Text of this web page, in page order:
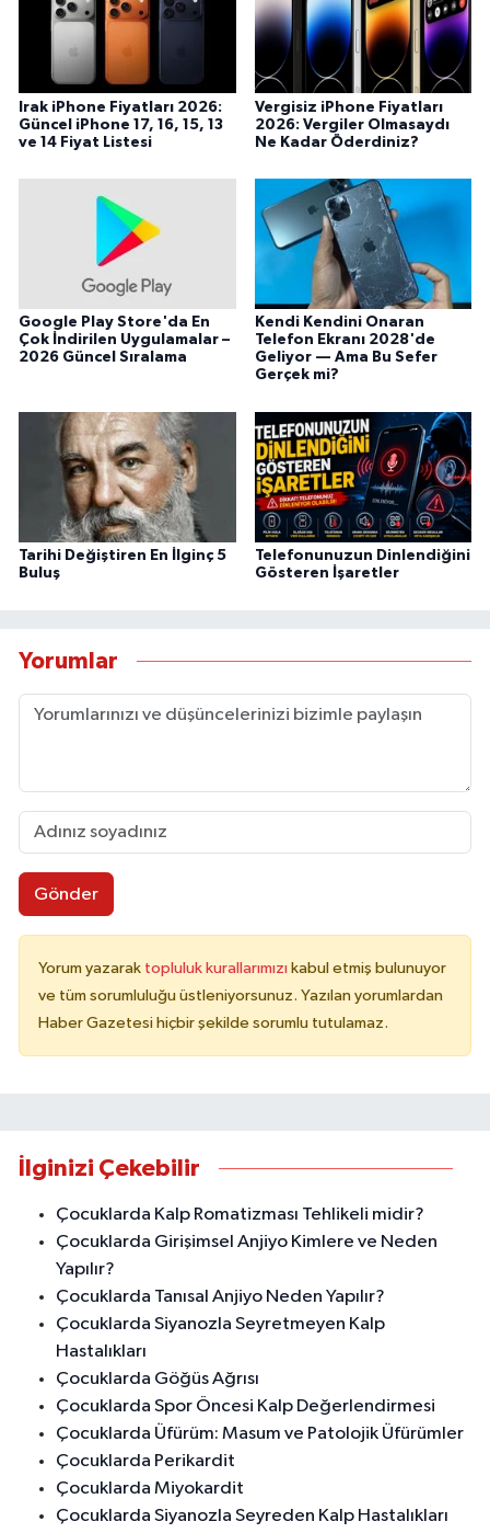
Irak iPhone Fiyatları 2026:
Güncel iPhone 17, 16, 15, 13
ve 14 Fiyat Listesi
Vergisiz iPhone Fiyatları
2026: Vergiler Olmasaydı
Ne Kadar Öderdiniz?
Google Play Store'da En
Çok İndirilen Uygulamalar –
2026 Güncel Sıralama
Kendi Kendini Onaran
Telefon Ekranı 2028'de
Geliyor — Ama Bu Sefer
Gerçek mi?
Tarihi Değiştiren En İlginç 5
Buluş
Telefonunuzun Dinlendiğini
Gösteren İşaretler
Yorumlar
Gönder
Yorum yazarak topluluk kurallarımızı kabul etmiş bulunuyor
ve tüm sorumluluğu üstleniyorsunuz. Yazılan yorumlardan
Haber Gazetesi hiçbir şekilde sorumlu tutulamaz.
İlginizi Çekebilir
Çocuklarda Kalp Romatizması Tehlikeli midir?
Çocuklarda Girişimsel Anjiyo Kimlere ve Neden
Yapılır?
Çocuklarda Tanısal Anjiyo Neden Yapılır?
Çocuklarda Siyanozla Seyretmeyen Kalp
Hastalıkları
Çocuklarda Göğüs Ağrısı
Çocuklarda Spor Öncesi Kalp Değerlendirmesi
Çocuklarda Üfürüm: Masum ve Patolojik Üfürümler
Çocuklarda Perikardit
Çocuklarda Miyokardit
Çocuklarda Siyanozla Seyreden Kalp Hastalıkları